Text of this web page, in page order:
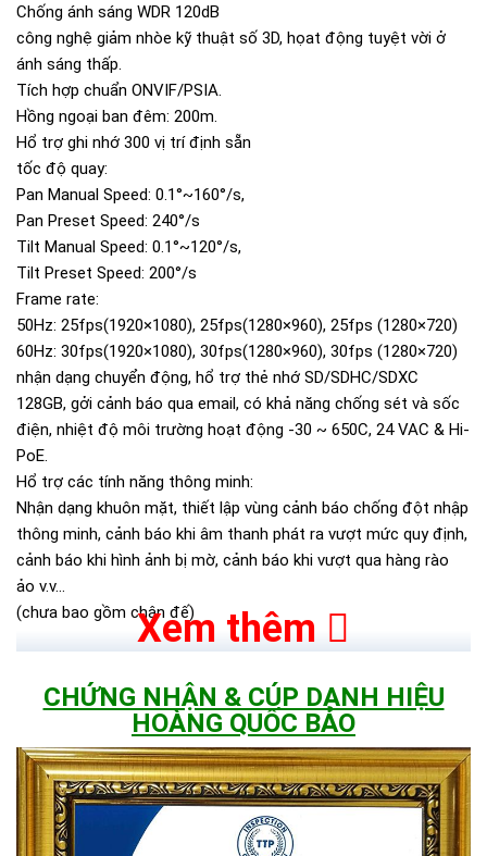
Chống ánh sáng WDR 120dB
công nghệ giảm nhòe kỹ thuật số 3D, họat động tuyệt vời ở
ánh sáng thấp.
Tích hợp chuẩn ONVIF/PSIA.
Hồng ngoại ban đêm: 200m.
Hổ trợ ghi nhớ 300 vị trí định sẵn
tốc độ quay:
Pan Manual Speed: 0.1°~160°/s,
Pan Preset Speed: 240°/s
Tilt Manual Speed: 0.1°~120°/s,
Tilt Preset Speed: 200°/s
Frame rate:
50Hz: 25fps(1920×1080), 25fps(1280×960), 25fps (1280×720)
60Hz: 30fps(1920×1080), 30fps(1280×960), 30fps (1280×720)
nhận dạng chuyển động, hổ trợ thẻ nhớ SD/SDHC/SDXC
128GB, gởi cảnh báo qua email, có khả năng chống sét và sốc
điện, nhiệt độ môi trường hoạt động -30 ~ 650C, 24 VAC & Hi-
PoE.
Hổ trợ các tính năng thông minh:
Nhận dạng khuôn mặt, thiết lập vùng cảnh báo chống đột nhập
thông minh, cảnh báo khi âm thanh phát ra vượt mức quy định,
cảnh báo khi hình ảnh bị mờ, cảnh báo khi vượt qua hàng rào
ảo v.v...
(chưa bao gồm chân đế)Xem thêm
CHỨNG NHẬN & CÚP DANH HIỆU
HOÀNG QUỐC BẢO